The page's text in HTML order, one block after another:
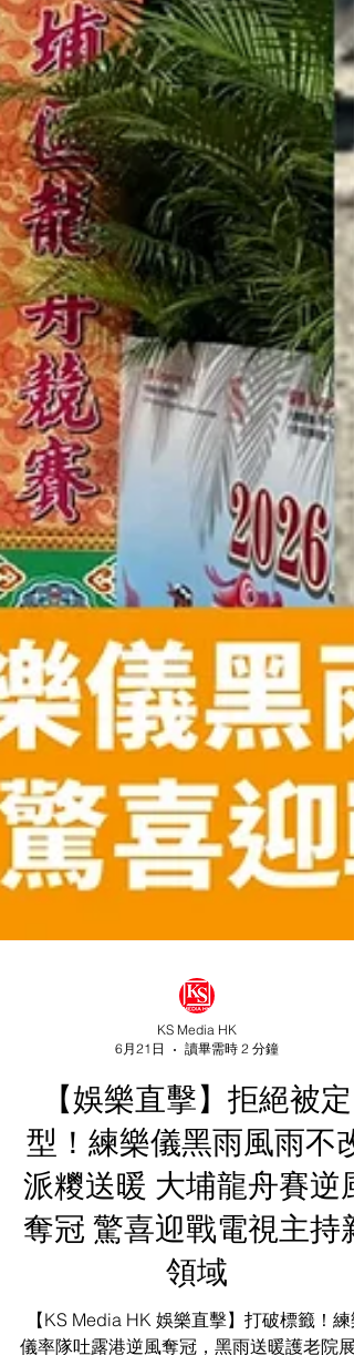
KS Media HK
6月21日
讀畢需時 2 分鐘
【娛樂直擊】拒絕被定
型！練樂儀黑雨風雨不改
派糭送暖 大埔龍舟賽逆風
奪冠 驚喜迎戰電視主持新